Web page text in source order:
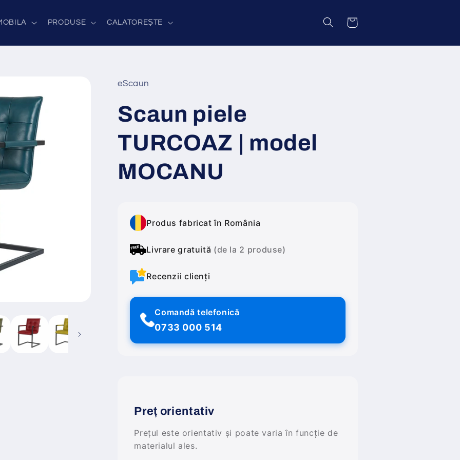
PRODUSE CALATOREȘTE Coș
eScaun
Scaun piele
TURCOAZ | model
MOCANU
Produs fabricat în România
Livrare gratuită (de la 2 produse)
Recenzii clienți
Comandă telefonică
0733 000 514
Preț orientativ
Prețul este orientativ și poate varia în funcție de
materialul ales.